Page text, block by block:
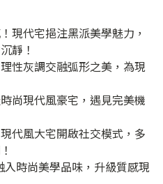
現代宅挹注黑派美學魅力，
靜！
性灰調交融弧形之美，為現
尚現代風豪宅，遇見完美機
代風大宅開啟社交模式，多
時尚美學品味，升級質感現